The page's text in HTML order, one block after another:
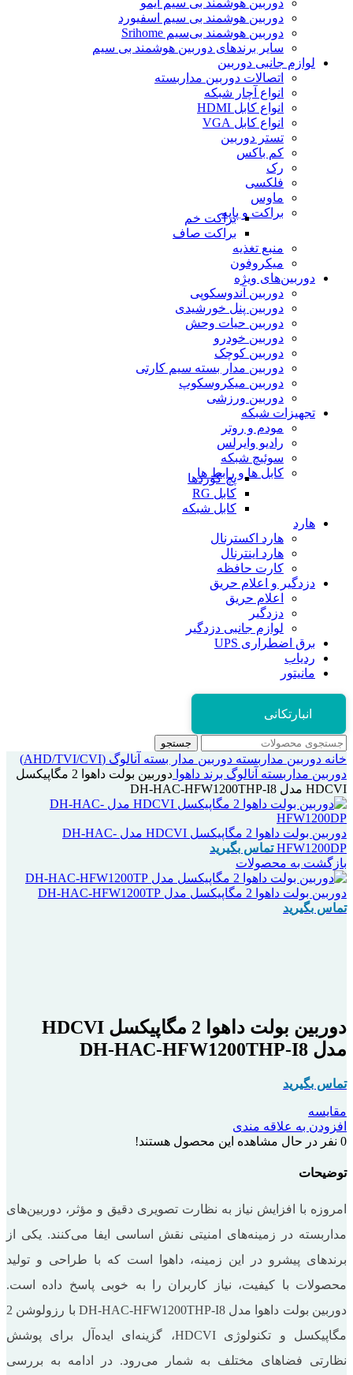
دوربین هوشمند بی سیم آیمو
دوربین هوشمند بی سیم اسفیورد
دوربین هوشمند بی‌سیم Srihome
سایر برندهای دوربین هوشمند بی سیم
لوازم جانبی دوربین
اتصالات دوربین مداربسته
انواع آچار شبکه
انواع کابل HDMI
انواع کابل VGA
تستر دوربین
کم باکس
رک
فلکسی
ماوس
براکت و پایهبراکت خم
براکت صاف
منبع تغذیه
میکروفون
دوربین‌های ویژه
دوربین آندوسکوپی
دوربین پنل خورشیدی
دوربین حیات وحش
دوربین خودرو
دوربین کوچک
دوربین مدار بسته سیم کارتی
دوربین میکروسکوپ
دوربین ورزشی
تجهیزات شبکه
مودم و روتر
رادیو وایرلس
سوئیچ شبکه
کابل ها و رابط ها
پچ کوردها
کابل RG
کابل شبکه
هارد
هارد اکسترنال
هارد اینترنال
کارت حافظه
دزدگیر و اعلام حریق
اعلام حریق
دزدگیر
لوازم جانبی دزدگیر
برق اضطراری UPS
ردیاب
مانیتور
انبارتکانی
جستجو
خانه دوربین مداربسته دوربین مدار بسته آنالوگ (AHD/TVI/CVI)
دوربین مداربسته آنالوگ برند داهوا
دوربین بولت داهوا 2 مگاپیکسل
HDCVI مدل DH-HAC-HFW1200THP-I8
دوربین بولت داهوا 2 مگاپیکسل HDCVI مدل DH-HAC-
HFW1200DP تماس بگیرید
بازگشت به محصولات
دوربین بولت داهوا 2 مگاپیکسل مدل DH-HAC-HFW1200TP
تماس بگیرید
دوربین بولت داهوا 2 مگاپیکسل HDCVI
مدل DH-HAC-HFW1200THP-I8
تماس بگیرید
مقایسه
افزودن به علاقه مندی
0 نفر در حال مشاهده این محصول هستند!
توضیحات
امروزه با افزایش نیاز به نظارت تصویری دقیق و مؤثر، دوربین‌های
مداربسته در زمینه‌های امنیتی نقش اساسی ایفا می‌کنند. یکی از
برندهای پیشرو در این زمینه، داهوا است که با طراحی و تولید
محصولات با کیفیت، نیاز کاربران را به خوبی پاسخ داده است.
دوربین بولت داهوا مدل DH-HAC-HFW1200THP-I8 با رزولوشن 2
مگاپیکسل و تکنولوژی HDCVI، گزینه‌ای ایده‌آل برای پوشش
نظارتی فضاهای مختلف به شمار می‌رود. در ادامه به بررسی